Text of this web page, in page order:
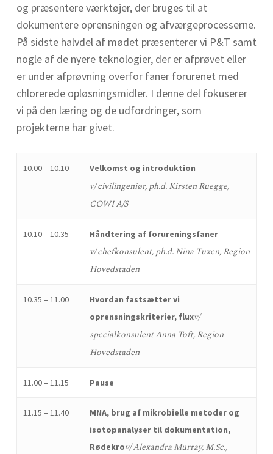
og præsentere værktøjer, der bruges til at
dokumentere oprensningen og afværgeprocesserne.
På sidste halvdel af mødet præsenterer vi P&T samt
nogle af de nyere teknologier, der er afprøvet eller
er under afprøvning overfor faner forurenet med
chlorerede opløsningsmidler. I denne del fokuserer
vi på den læring og de udfordringer, som
projekterne har givet.
10.00 – 10.10 Velkomst og introduktion
v/ civilingeniør, ph.d. Kirsten Ruegge,
COWI A/S
10.10 – 10.35 Håndtering af forureningsfaner
v/ chefkonsulent, ph.d. Nina Tuxen, Region
Hovedstaden
10.35 – 11.00
Hvordan fastsætter vi
oprensningskriterier, fluxv/
specialkonsulent Anna Toft, Region
Hovedstaden
11.00 – 11.15 Pause
11.15 – 11.40
MNA, brug af mikrobielle metoder og
isotopanalyser til dokumentation,
Rødekrov/ Alexandra Murray, M.Sc.,